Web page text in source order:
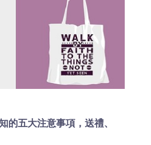
的五大注意事項，送禮、